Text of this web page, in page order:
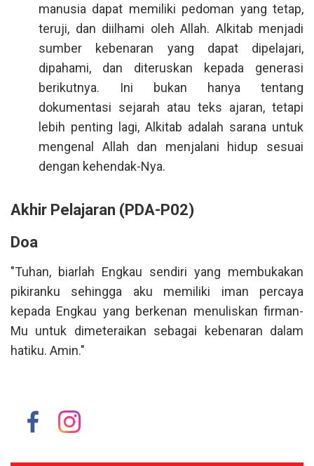
manusia dapat memiliki pedoman yang tetap,
teruji, dan diilhami oleh Allah. Alkitab menjadi
sumber kebenaran yang dapat dipelajari,
dipahami, dan diteruskan kepada generasi
berikutnya. Ini bukan hanya tentang
dokumentasi sejarah atau teks ajaran, tetapi
lebih penting lagi, Alkitab adalah sarana untuk
mengenal Allah dan menjalani hidup sesuai
dengan kehendak-Nya.
Akhir Pelajaran (PDA-P02)
Doa
"Tuhan, biarlah Engkau sendiri yang membukakan
pikiranku sehingga aku memiliki iman percaya
kepada Engkau yang berkenan menuliskan firman-
Mu untuk dimeteraikan sebagai kebenaran dalam
hatiku. Amin."